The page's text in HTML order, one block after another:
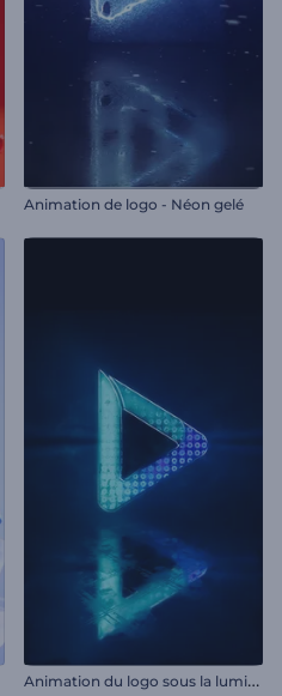
Animation de logo - Néon gelé
A
nimation du logo sous la lumière LED